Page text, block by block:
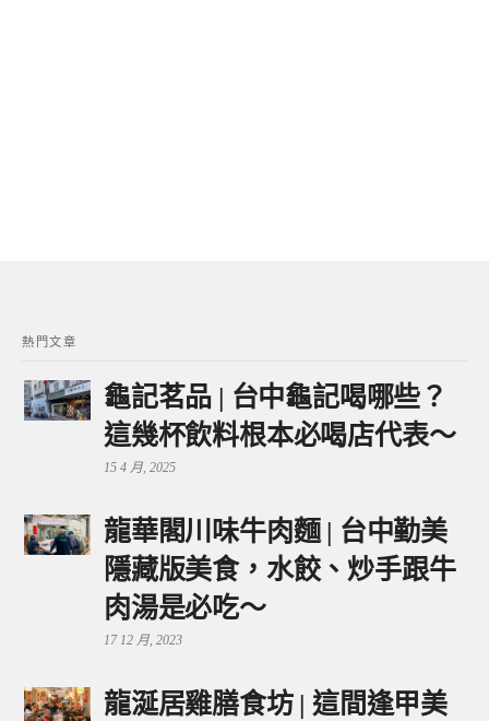
熱門文章
龜記茗品 | 台中龜記喝哪些？
這幾杯飲料根本必喝店代表～
15 4 月, 2025
龍華閣川味牛肉麵 | 台中勤美
隱藏版美食，水餃、炒手跟牛
肉湯是必吃～
17 12 月, 2023
龍涎居雞膳食坊 | 這間逢甲美